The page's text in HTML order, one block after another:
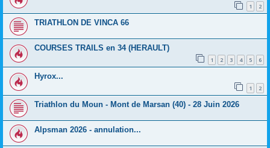
1 2
TRIATHLON DE VINCA 66
COURSES TRAILS en 34 (HERAULT)
1 2 3 4 5 6
Hyrox...
1 2
Triathlon du Moun - Mont de Marsan (40) - 28 Juin 2026
Alpsman 2026 - annulation...